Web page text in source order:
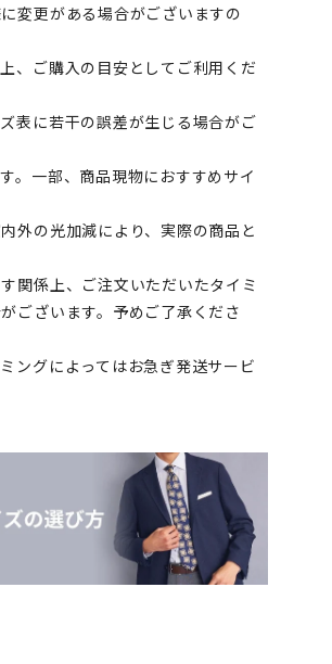
変更がある場合がございますの
、ご購入の目安としてご利用くだ
表に若干の誤差が生じる場合がご
。一部、商品現物におすすめサイ
外の光加減により、実際の商品と
関係上、ご注文いただいたタイミ
ございます。予めご了承くださ
ングによってはお急ぎ発送サービ